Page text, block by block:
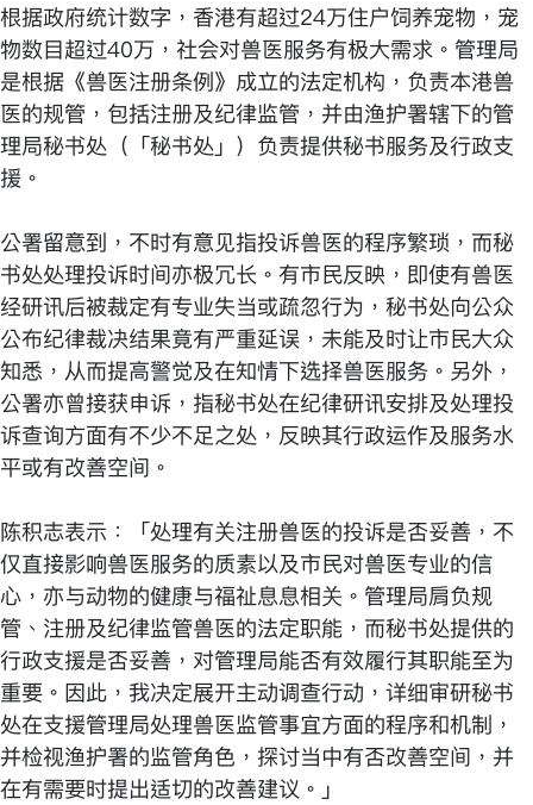
根据政府统计数字，香港有超过24万住户饲养宠物，宠
物数目超过40万，社会对兽医服务有极大需求。管理局
是根据《兽医注册条例》成立的法定机构，负责本港兽
医的规管，包括注册及纪律监管，并由渔护署辖下的管
理局秘书处（「秘书处」）负责提供秘书服务及行政支
援。
公署留意到，不时有意见指投诉兽医的程序繁琐，而秘
书处处理投诉时间亦极冗长。有市民反映，即使有兽医
经研讯后被裁定有专业失当或疏忽行为，秘书处向公众
公布纪律裁决结果竟有严重延误，未能及时让市民大众
知悉，从而提高警觉及在知情下选择兽医服务。另外，
公署亦曾接获申诉，指秘书处在纪律研讯安排及处理投
诉查询方面有不少不足之处，反映其行政运作及服务水
平或有改善空间。
陈积志表示：「处理有关注册兽医的投诉是否妥善，不
仅直接影响兽医服务的质素以及市民对兽医专业的信
心，亦与动物的健康与福祉息息相关。管理局肩负规
管、注册及纪律监管兽医的法定职能，而秘书处提供的
行政支援是否妥善，对管理局能否有效履行其职能至为
重要。因此，我决定展开主动调查行动，详细审研秘书
处在支援管理局处理兽医监管事宜方面的程序和机制，
并检视渔护署的监管角色，探讨当中有否改善空间，并
在有需要时提出适切的改善建议。」